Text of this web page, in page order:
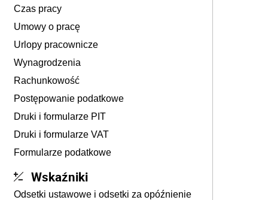
Czas pracy
Umowy o pracę
Urlopy pracownicze
Wynagrodzenia
Rachunkowość
Postępowanie podatkowe
Druki i formularze PIT
Druki i formularze VAT
Formularze podatkowe
Wskaźniki
Odsetki ustawowe i odsetki za opóźnienie